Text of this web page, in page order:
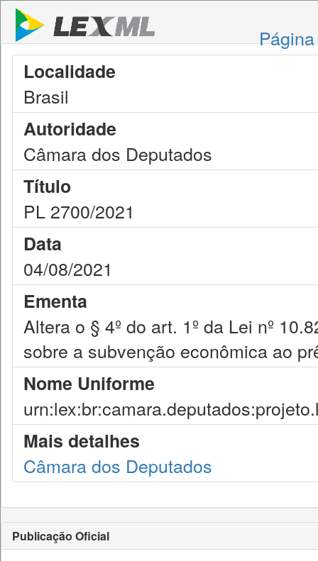
Localidade
Brasil
Autoridade
Câmara dos Deputados
Título
PL 2700/2021
Data
04/08/2021
Ementa
Altera o § 4º do art. 1º da Lei nº
sobre a subvenção econômica ao
Nome Uniforme
Mais detalhes
Câmara dos Deputados
Publicação Oficial